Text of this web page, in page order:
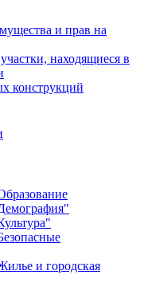
и прав на
находящиеся в
конструкций
и городская